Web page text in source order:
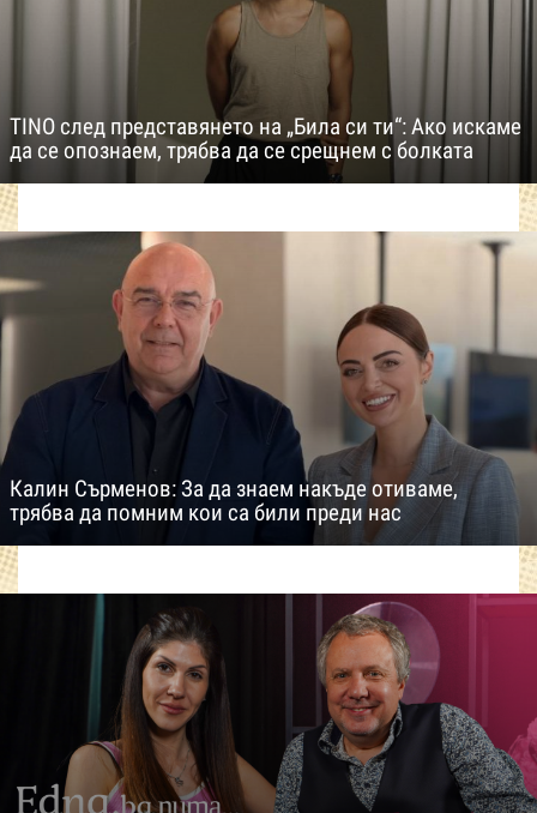
TINO след представянето на „Била си ти“: Ако искаме
да се опознаем, трябва да се срещнем с болката
Калин Сърменов: За да знаем накъде отиваме,
трябва да помним кои са били преди нас